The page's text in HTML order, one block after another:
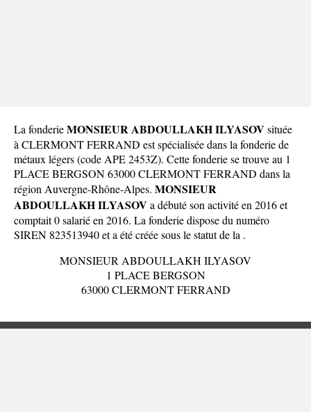
La fonderieMONSIEUR ABDOULLAKH ILYASOVsituée
à CLERMONT FERRAND est spécialisée dans la fonderie de
métaux légers (code APE 2453Z). Cette fonderie se trouve au 1
PLACE BERGSON 63000 CLERMONT FERRAND dans la
région Auvergne-Rhône-Alpes. MONSIEUR
ABDOULLAKH ILYASOVa débuté son activité en 2016 et
comptait 0 salarié en 2016. La fonderie dispose du numéro
SIREN 823513940 et a été créée sous le statut de la .
MONSIEUR ABDOULLAKH ILYASOV
1 PLACE BERGSON
63000 CLERMONT FERRAND